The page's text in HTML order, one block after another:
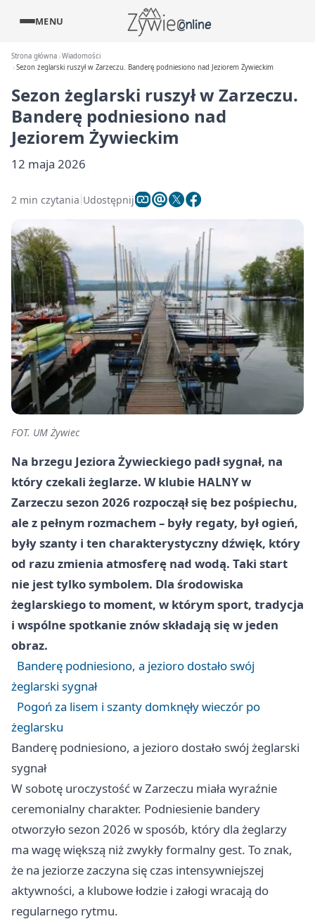
MENU
Strona główna Wiadomości
Sezon żeglarski ruszył w Zarzeczu. Banderę podniesiono nad Jeziorem Żywieckim
Sezon żeglarski ruszył w Zarzeczu.
Banderę podniesiono nad
Jeziorem Żywieckim
12 maja 2026
2 min czytania Udostępnij
FOT. UM Żywiec
Na brzegu Jeziora Żywieckiego padł sygnał, na
który czekali żeglarze. W klubie HALNY w
Zarzeczu sezon 2026 rozpoczął się bez pośpiechu,
ale z pełnym rozmachem – były regaty, był ogień,
były szanty i ten charakterystyczny dźwięk, który
od razu zmienia atmosferę nad wodą. Taki start
nie jest tylko symbolem. Dla środowiska
żeglarskiego to moment, w którym sport, tradycja
i wspólne spotkanie znów składają się w jeden
obraz.
Banderę podniesiono, a jezioro dostało swój
żeglarski sygnał
Pogoń za lisem i szanty domknęły wieczór po
żeglarsku
Banderę podniesiono, a jezioro dostało swój żeglarski
sygnał
W sobotę uroczystość w Zarzeczu miała wyraźnie
ceremonialny charakter. Podniesienie bandery
otworzyło sezon 2026 w sposób, który dla żeglarzy
ma wagę większą niż zwykły formalny gest. To znak,
że na jeziorze zaczyna się czas intensywniejszej
aktywności, a klubowe łodzie i załogi wracają do
regularnego rytmu.